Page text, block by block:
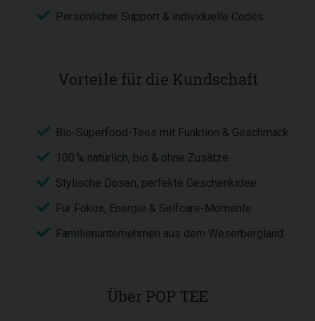
Persönlicher Support & individuelle Codes
Vorteile für die Kundschaft
Bio-Superfood-Tees mit Funktion & Geschmack
100 % natürlich, bio & ohne Zusätze
Stylische Dosen, perfekte Geschenkidee
Für Fokus, Energie & Selfcare-Momente
Familienunternehmen aus dem Weserbergland
Über POP TEE